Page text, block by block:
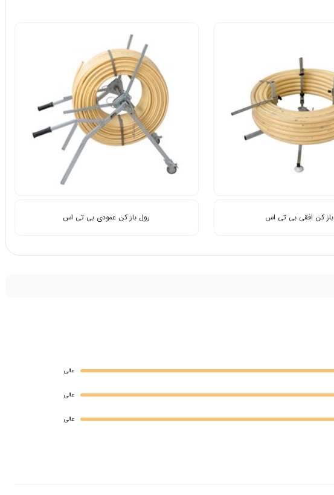
کن افقی بی تی اس رول باز کن عمودی بی تی اس
عالی
عالی
عالی